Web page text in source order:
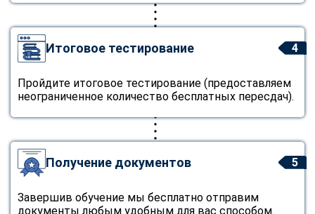
4
Итоговое тестирование
Пройдите итоговое тестирование (предоставляем
неограниченное количество бесплатных пересдач).
5
Получение документов
Завершив обучение мы бесплатно отправим
документы любым удобным для вас способом.